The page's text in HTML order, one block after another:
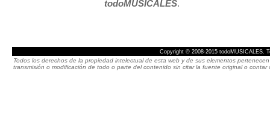
todoMUSICALES.
Copyright © 2008-2015 todoMUSICALES.
Todos los derechos de la propiedad intelectual de esta web y de sus elementos
transmisión o modificación de todo o parte del contenido sin citar la fuente original o